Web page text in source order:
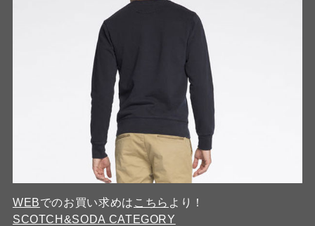
WEBでのお買い求めは こちら より！
SCOTCH&SODA CATEGORY